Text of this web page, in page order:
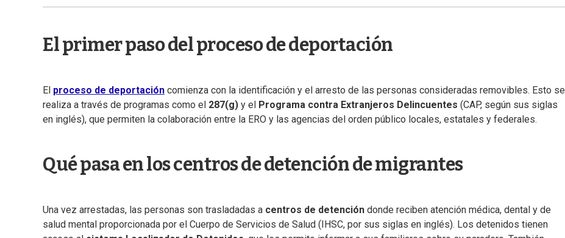
El primer paso del proceso de deportación
El proceso de deportación comienza con la identificación y el arresto de las personas consideradas removibles. Esto se
realiza a través de programas como el 287(g) y el Programa contra Extranjeros Delincuentes (CAP, según sus siglas
en inglés), que permiten la colaboración entre la ERO y las agencias del orden público locales, estatales y federales.
Qué pasa en los centros de detención de migrantes
Una vez arrestadas, las personas son trasladadas a centros de detención donde reciben atención médica, dental y de
salud mental proporcionada por el Cuerpo de Servicios de Salud (IHSC, por sus siglas en inglés). Los detenidos tienen